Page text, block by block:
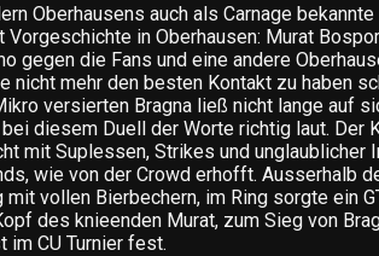
Oberhausens auch als Carnage
Vorgeschichte in Oberhausen: Murat
gegen die Fans und eine andere
nicht mehr den besten Kontakt zu haben
versierten Bragna ließ nicht lange auf
diesem Duell der Worte richtig laut. Der
mit Suplessen, Strikes und unglaublicher
wie von der Crowd erhofft. Ausserhalb
vollen Bierbechern, im Ring sorgte ein
des knieenden Murat, zum Sieg von
im CU Turnier fest.